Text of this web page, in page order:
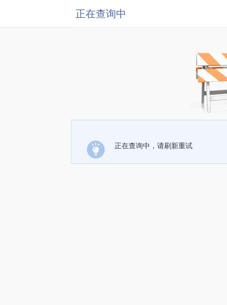
正在查询中
正在查询中，请刷新重试